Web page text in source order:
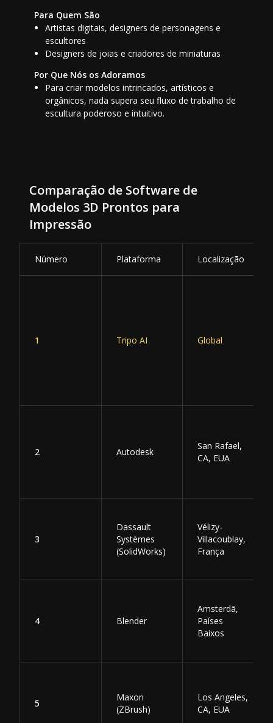
Para Quem São
Artistas digitais, designers de personagens e
escultores
Designers de joias e criadores de miniaturas
Por Que Nós os Adoramos
Para criar modelos intrincados, artísticos e
orgânicos, nada supera seu fluxo de trabalho de
escultura poderoso e intuitivo.
Comparação de Software de
Modelos 3D Prontos para
Impressão
Número Plataforma Localização
1 Tripo AI Global
2 Autodesk
San Rafael,
CA, EUA
3
Dassault
Systèmes
(SolidWorks)
Vélizy-
Villacoublay,
França
4 Blender
Amsterdã,
Países
Baixos
5
Maxon
(ZBrush)
Los Angeles,
CA, EUA